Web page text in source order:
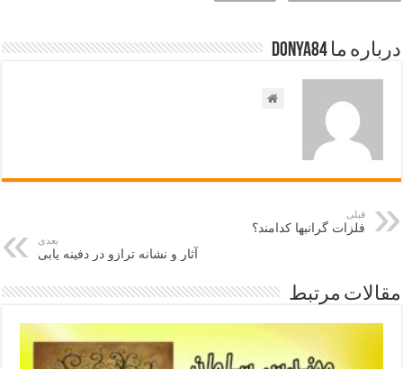
درباره ما Donya84
قبلی
فلزات گرانبها کدامند؟
بعدی
آثار و نشانه ترازو در دفینه یابی
مقالات مرتبط